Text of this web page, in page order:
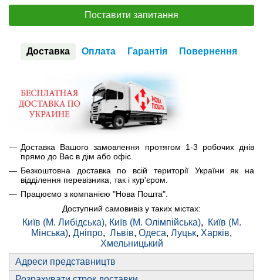
Поставити запитання
Доставка Оплата Гарантія Повернення
Доставка Вашого замовлення протягом 1-3 робочих днів
прямо до Вас в дім або офіс.
Безкоштовна доставка по всій території України як на
відділення перевізника, так і кур'єром.
Працюємо з компанією "Нова Пошта".
Доступний самовивіз у таких містах:
Київ (М. Либідська), Київ (М. Олімпійська),
Київ (М.
Мінська), Дніпро, Львів, Одеса, Луцьк, Харків,
Хмельницький
Адреси представництв